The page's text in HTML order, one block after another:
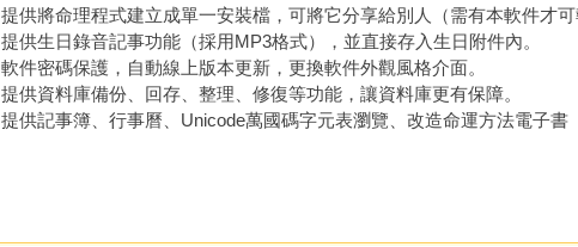
提供將命理程式建立成單一安裝檔，可將它分享給別人（需有本軟件才
提供生日錄音記事功能（採用MP3格式），並直接存入生日附件內。
軟件密碼保護，自動線上版本更新，更換軟件外觀風格介面。
提供資料庫備份、回存、整理、修復等功能，讓資料庫更有保障。
提供記事簿、行事曆、Unicode萬國碼字元表瀏覽、改造命運方法電子書